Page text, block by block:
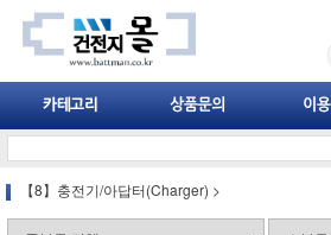
【8】충전기/아답터(Charger) >